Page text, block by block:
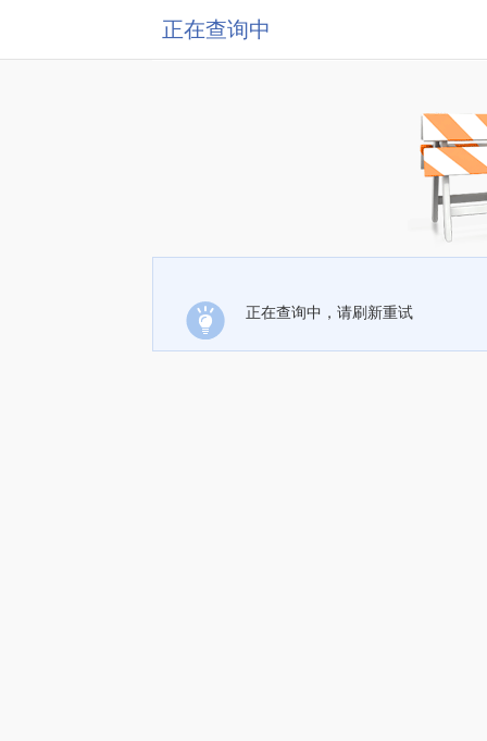
正在查询中
正在查询中，请刷新重试